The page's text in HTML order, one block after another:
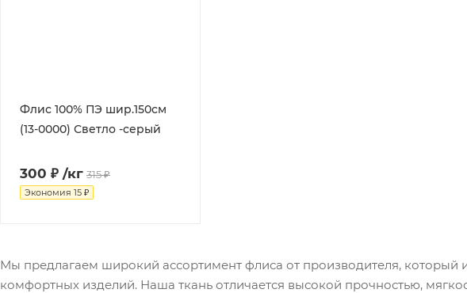
Флис 100% ПЭ шир.150см
(13-0000) Светло -серый
300 ₽ /кг 315 ₽
Экономия 15 ₽
Мы предлагаем широкий ассортимент флиса от производителя, который
комфортных изделий. Наша ткань отличается высокой прочностью,